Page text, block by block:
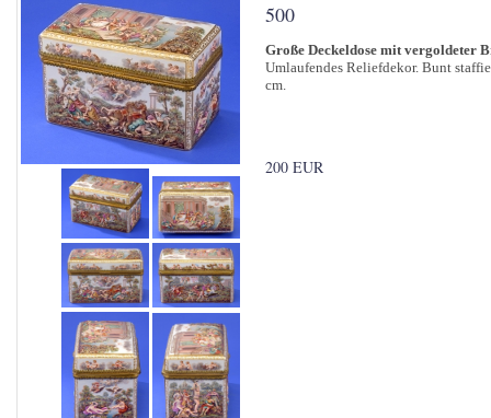
500
Große Deckeldose mit vergoldeter
Umlaufendes Reliefdekor. Bunt
cm.
200 EUR